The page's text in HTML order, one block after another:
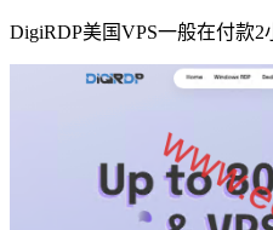
DigiRDP美国VPS一般在付款